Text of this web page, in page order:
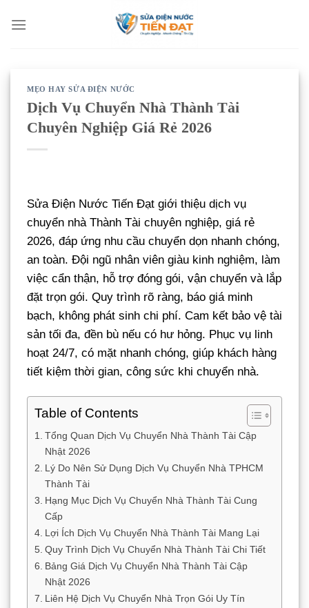
qua
MẸO HAY SỬA ĐIỆN NƯỚC
Dịch Vụ Chuyển Nhà Thành Tài
Chuyên Nghiệp Giá Rẻ 2026
Sửa Điện Nước Tiến Đạt giới thiệu dịch vụ
chuyển nhà Thành Tài chuyên nghiệp, giá rẻ
2026, đáp ứng nhu cầu chuyển dọn nhanh chóng,
an toàn. Đội ngũ nhân viên giàu kinh nghiệm, làm
việc cẩn thận, hỗ trợ đóng gói, vận chuyển và lắp
đặt trọn gói. Quy trình rõ ràng, báo giá minh
bạch, không phát sinh chi phí. Cam kết bảo vệ tài
sản tối đa, đền bù nếu có hư hỏng. Phục vụ linh
hoạt 24/7, có mặt nhanh chóng, giúp khách hàng
tiết kiệm thời gian, công sức khi chuyển nhà.
Table of Contents
Tổng Quan Dịch Vụ Chuyển Nhà Thành Tài Cập
Nhật 2026
Lý Do Nên Sử Dụng Dịch Vụ Chuyển Nhà TPHCM
Thành Tài
Hạng Mục Dịch Vụ Chuyển Nhà Thành Tài Cung
Cấp
Lợi Ích Dịch Vụ Chuyển Nhà Thành Tài Mang Lại
Quy Trình Dịch Vụ Chuyển Nhà Thành Tài Chi Tiết
Bảng Giá Dịch Vụ Chuyển Nhà Thành Tài Cập
Nhật 2026
Liên Hệ Dịch Vụ Chuyển Nhà Trọn Gói Uy Tín